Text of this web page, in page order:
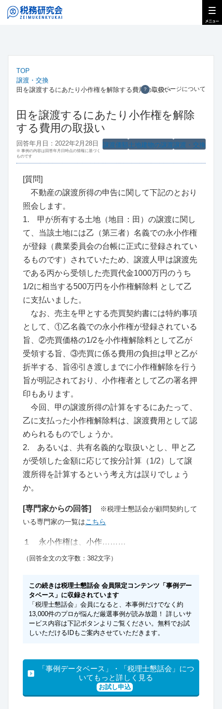
TOP
譲渡・交換
田を譲渡するにあたり小作権を解除する費用の取扱い
？ このページについて
田を譲渡するにあたり小作権を解除
する費用の取扱い
譲渡・交換
土地建物の譲渡
譲渡価額
回答年月日：2022年2月28日
※ 事例の内容は回答年月日時点の情報に基づく
ものです
[質問]
不動産の譲渡所得の申告に関して下記のとおり
照会します。
1. 甲が所有する土地（地目：田）の譲渡に関し
て、当該土地には乙（第三者）名義での永小作権
が登録（農業委員会の台帳に正式に登録されてい
るものです）されていたため、譲渡人甲は譲渡先
である丙から受領した売買代金1000万円のうち
1/2に相当する500万円を小作権解除料 として乙
に支払いました。
なお、売主を甲とする売買契約書には特約事項
として、①乙名義での永小作権が登録されている
旨、②売買価格の1/2を小作権解除料として乙が
受領する旨、③売買に係る費用の負担は甲と乙が
折半する、旨④引き渡しまでに小作権解除を行う
旨が明記されており、小作権者として乙の署名押
印もあります。
今回、甲の譲渡所得の計算をするにあたって、
乙に支払った小作権解除料は、譲渡費用として認
められるものでしょうか。
2. あるいは、共有名義的な取扱いとし、甲と乙
が受領した金額に応じて按分計算（1/2）して譲
渡所得を計算するという考え方は誤りでしょう
か。
[専門家からの回答]
※税理士懇話会が顧問契約して
いる専門家の一覧はこちら
１ 永小作権は、小作………
（回答全文の文字数：382文字）
この続きは税理士懇話会 会員限定コンテンツ「事例デー
タベース」に収録されています
「税理士懇話会」会員になると、本事例だけでなく約
13,000件のプロが悩んだ厳選事例が読み放題！ 詳しいサ
ービス内容は下記ボタンよりご覧ください。無料でお試
しいただけるIDもご案内させていただきます。
「事例データベース」・「税理士懇話会」につ
いてもっと詳しく見る
お試し申込